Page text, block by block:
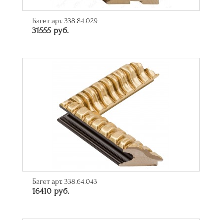
Багет арт. 338.84.029
31555 руб.
Багет арт. 338.64.043
16410 руб.